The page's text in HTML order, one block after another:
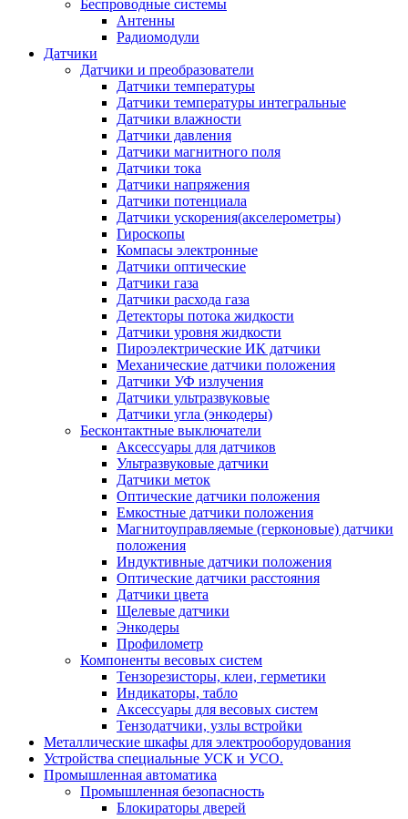
Беспроводные системы
Антенны
Радиомодули
Датчики
Датчики и преобразователи
Датчики температуры
Датчики температуры интегральные
Датчики влажности
Датчики давления
Датчики магнитного поля
Датчики тока
Датчики напряжения
Датчики потенциала
Датчики ускорения(акселерометры)
Гироскопы
Компасы электронные
Датчики оптические
Датчики газа
Датчики расхода газа
Детекторы потока жидкости
Датчики уровня жидкости
Пироэлектрические ИК датчики
Механические датчики положения
Датчики УФ излучения
Датчики ультразвуковые
Датчики угла (энкодеры)
Бесконтактные выключатели
Аксессуары для датчиков
Ультразвуковые датчики
Датчики меток
Оптические датчики положения
Емкостные датчики положения
Магнитоуправляемые (герконовые) датчики
положения
Индуктивные датчики положения
Оптические датчики расстояния
Датчики цвета
Щелевые датчики
Энкодеры
Профилометр
Компоненты весовых систем
Тензорезисторы, клеи, герметики
Индикаторы, табло
Аксессуары для весовых систем
Тензодатчики, узлы встройки
Металлические шкафы для электрооборудования
Устройства специальные УСК и УСО.
Промышленная автоматика
Промышленная безопасность
Блокираторы дверей